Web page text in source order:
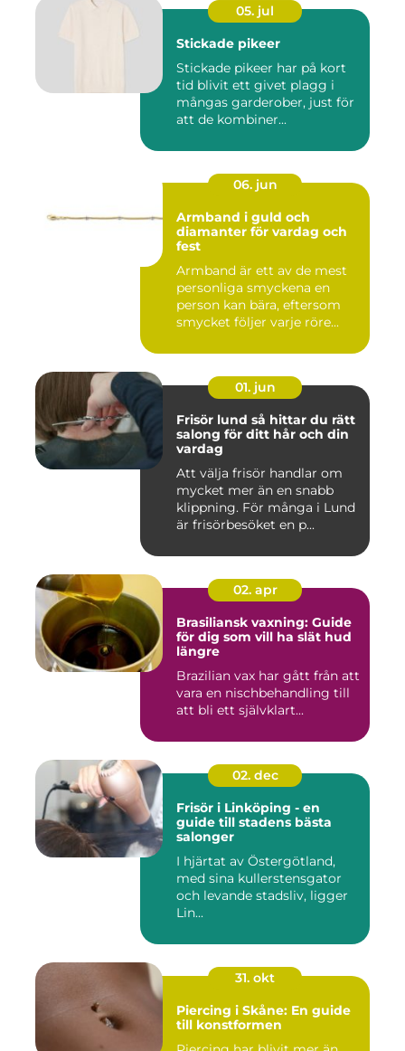
05. jul
Stickade pikeer
Stickade pikeer har på kort
tid blivit ett givet plagg i
mångas garderober, just för
att de kombiner...
06. jun
Armband i guld och
diamanter för vardag och
fest
Armband är ett av de mest
personliga smyckena en
person kan bära, eftersom
smycket följer varje röre...
01. jun
Frisör lund så hittar du rätt
salong för ditt hår och din
vardag
Att välja frisör handlar om
mycket mer än en snabb
klippning. För många i Lund
är frisörbesöket en p...
02. apr
Brasiliansk vaxning: Guide
för dig som vill ha slät hud
längre
Brazilian vax har gått från att
vara en nischbehandling till
att bli ett självklart...
02. dec
Frisör i Linköping - en
guide till stadens bästa
salonger
I hjärtat av Östergötland,
med sina kullerstensgator
och levande stadsliv, ligger
Lin...
31. okt
Piercing i Skåne: En guide
till konstformen